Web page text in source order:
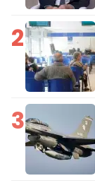
2
3